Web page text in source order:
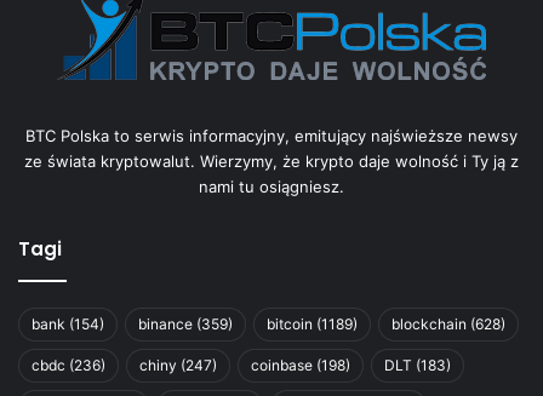
BTC Polska to serwis informacyjny, emitujący najświeższe newsy
ze świata kryptowalut. Wierzymy, że krypto daje wolność i Ty ją z
nami tu osiągniesz.
Tagi
bank (154) binance (359) bitcoin (1189) blockchain (628)
cbdc (236) chiny (247) coinbase (198) DLT (183)